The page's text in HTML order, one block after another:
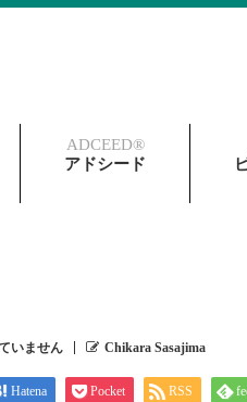
ADCEED®︎
アドシード
いません Chikara Sasajima
Hatena Pocket RSS